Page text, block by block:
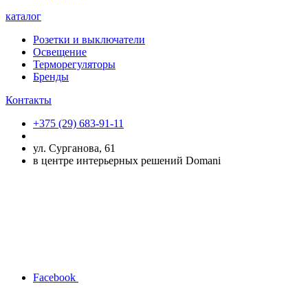
каталог
Розетки и выключатели
Освещение
Терморегуляторы
Бренды
Контакты
+375 (29) 683-91-11
ул. Сурганова, 61
в центре интерьерных решений Domani
Facebook